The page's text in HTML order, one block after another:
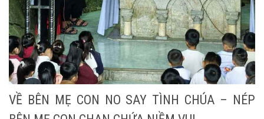
VỀ BÊN MẸ CON NO SAY TÌNH CHÚA – NÉP